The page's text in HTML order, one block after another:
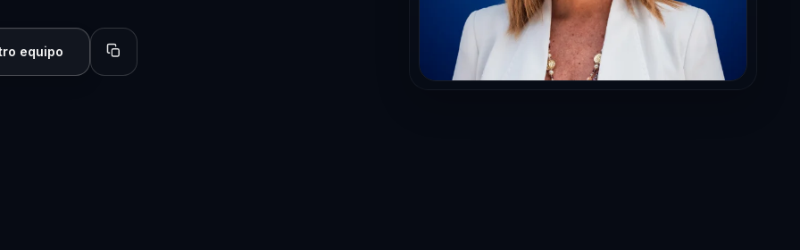
equipo Copiar perfil para compartir